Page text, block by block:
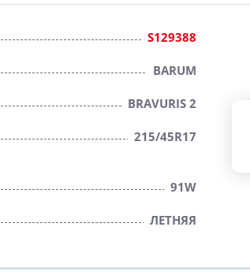
S129388
BARUM
BRAVURIS 2
215/45R17
91W
ЛЕТНЯЯ